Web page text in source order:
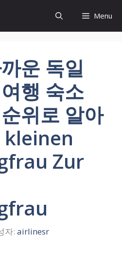
Menu
운 독일
행 숙소
위로 알아
kleinen
Zur
자: airlinesr